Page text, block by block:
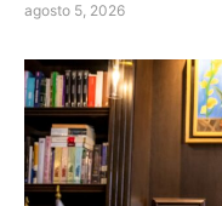
agosto 5, 2026